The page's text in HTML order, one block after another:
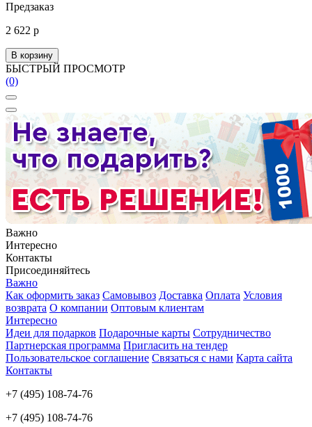
Предзаказ
2 622 р
В корзину
БЫСТРЫЙ ПРОСМОТР
(0)
Важно
Интересно
Контакты
Присоединяйтесь
Важно
Как оформить заказ Самовывоз Доставка Оплата Условия
возврата О компании Оптовым клиентам
Интересно
Идеи для подарков Подарочные карты Сотрудничество
Партнерская программа Пригласить на тендер
Пользовательское соглашение Связаться с нами Карта сайта
Контакты
+7 (495) 108-74-76
+7 (495) 108-74-76